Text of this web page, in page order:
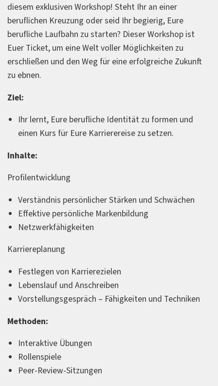
diesem exklusiven Workshop! Steht Ihr an einer
beruflichen Kreuzung oder seid Ihr begierig, Eure
berufliche Laufbahn zu starten? Dieser Workshop ist
Euer Ticket, um eine Welt voller Möglichkeiten zu
erschließen und den Weg für eine erfolgreiche Zukunft
zu ebnen.
Ziel:
Ihr lernt, Eure berufliche Identität zu formen und
einen Kurs für Eure Karrierereise zu setzen.
Inhalte:
Profilentwicklung
Verständnis persönlicher Stärken und Schwächen
Effektive persönliche Markenbildung
Netzwerkfähigkeiten
Karriereplanung
Festlegen von Karrierezielen
Lebenslauf und Anschreiben
Vorstellungsgespräch – Fähigkeiten und Techniken
Methoden:
Interaktive Übungen
Rollenspiele
Peer-Review-Sitzungen